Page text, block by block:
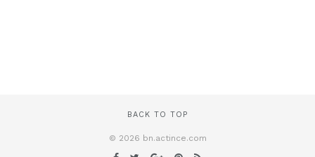
BACK TO TOP
© 2026 bn.actince.com